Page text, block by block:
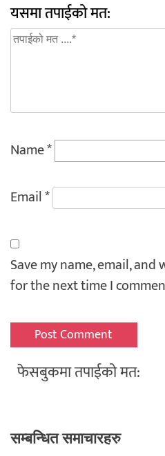
यसमा तपाईको मत:
Name*
Email*
Save my name, email,
for the next time I
फेसबुकमा तपाईको मत:
सम्बन्धित समाचारहरु